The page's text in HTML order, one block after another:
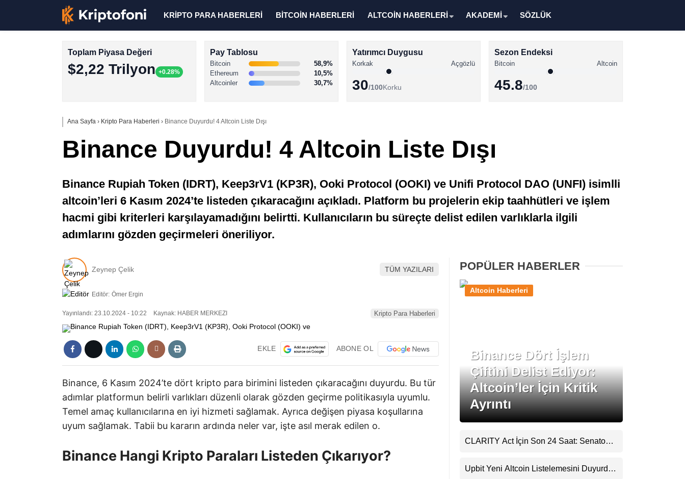
Solana Haberleri
XRP Haberleri
KRİPTO PARA HABERLERİ BİTCOİN HABERLERİ ALTCOİN HABERLERİ AKADEMİ SÖZLÜK
Toplam Piyasa Değeri
$2,22 Trilyon +0.28%
Pay Tablosu
Bitcoin
58,9%
Ethereum
10,5%
Altcoinler
30,7%
Yatırımcı Duygusu
Korkak Açgözlü
30/100Korku
Sezon Endeksi
Bitcoin Altcoin
45.8/100
Ana Sayfa › Kripto Para Haberleri › Binance Duyurdu! 4 Altcoin Liste Dışı
Binance Duyurdu! 4 Altcoin Liste Dışı
Binance Rupiah Token (IDRT), Keep3rV1 (KP3R), Ooki Protocol (OOKI) ve Unifi Protocol DAO (UNFI) isimlli
altcoin’leri 6 Kasım 2024’te listeden çıkaracağını açıkladı. Platform bu projelerin ekip taahhütleri ve işlem
hacmi gibi kriterleri karşılayamadığını belirtti. Kullanıcıların bu süreçte delist edilen varlıklarla ilgili
adımlarını gözden geçirmeleri öneriliyor.
Zeynep Çelik TÜM YAZILARI
Editör: Ömer Ergin
Yayınlandı: 23.10.2024 - 10:22 Kaynak: HABER MERKEZI Kripto Para Haberleri
EKLE ABONE OL
Binance, 6 Kasım 2024’te dört kripto para birimini listeden çıkaracağını duyurdu. Bu tür
adımlar platformun belirli varlıkları düzenli olarak gözden geçirme politikasıyla uyumlu.
Temel amaç kullanıcılarına en iyi hizmeti sağlamak. Ayrıca değişen piyasa koşullarına
uyum sağlamak. Tabii bu kararın ardında neler var, işte asıl merak edilen o.
Binance Hangi Kripto Paraları Listeden Çıkarıyor?
POPÜLER HABERLER
Binance Dört İşlem
Çiftini Delist Ediyor:
Altcoin’ler İçin Kritik
Ayrıntı
Altcoin Haberleri
CLARITY Act İçin Son 24 Saat: Senato
Beklentisini Bozabilir
Upbit Yeni Altcoin Listelemesini Duyurdu: